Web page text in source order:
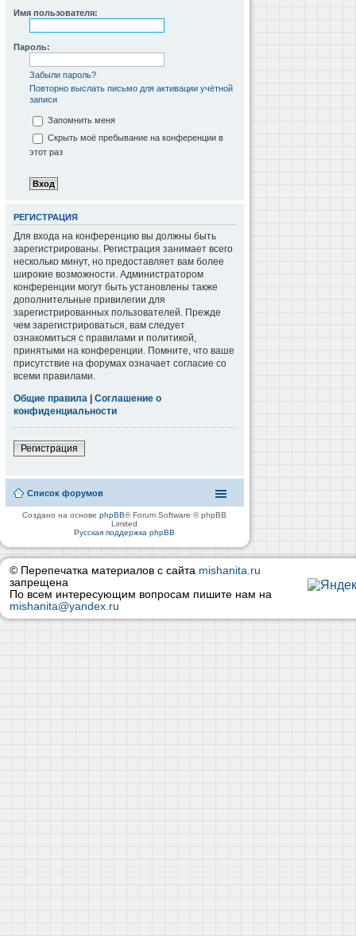
Имя пользователя:
Пароль:
Забыли пароль?
Повторно выслать письмо для активации учётной
записи
Запомнить меня
Скрыть моё пребывание на конференции в
этот раз
РЕГИСТРАЦИЯ
Для входа на конференцию вы должны быть
зарегистрированы. Регистрация занимает всего
несколько минут, но предоставляет вам более
широкие возможности. Администратором
конференции могут быть установлены также
дополнительные привилегии для
зарегистрированных пользователей. Прежде
чем зарегистрироваться, вам следует
ознакомиться с правилами и политикой,
принятыми на конференции. Помните, что ваше
присутствие на форумах означает согласие со
всеми правилами.
Общие правила | Соглашение о
конфиденциальности
Регистрация
Список форумов
Создано на основеphpBB® Forum Software © phpBB
Limited
Русская поддержка phpBB
© Перепечатка материалов с сайта mishanita.ru
запрещена
По всем интересующим вопросам пишите нам на
mishanita@yandex.ru